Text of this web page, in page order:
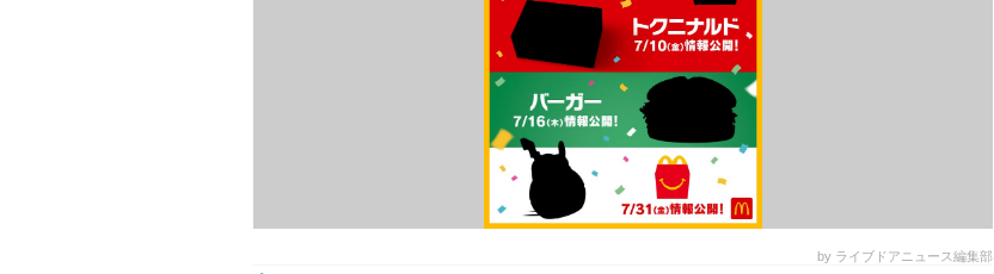
by ライブドアニュース編集部